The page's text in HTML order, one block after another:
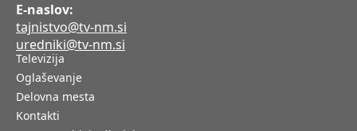
E-naslov:
tajnistvo@tv-nm.si
uredniki@tv-nm.si
Televizija
Oglaševanje
Delovna mesta
Kontakti